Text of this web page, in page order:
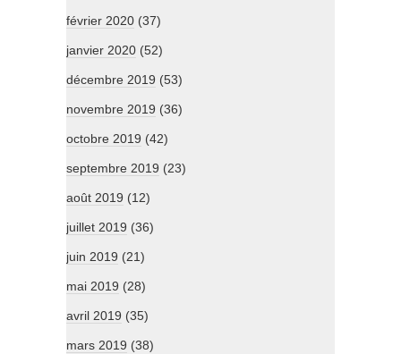
février 2020 (37)
janvier 2020 (52)
décembre 2019 (53)
novembre 2019 (36)
octobre 2019 (42)
septembre 2019 (23)
août 2019 (12)
juillet 2019 (36)
juin 2019 (21)
mai 2019 (28)
avril 2019 (35)
mars 2019 (38)